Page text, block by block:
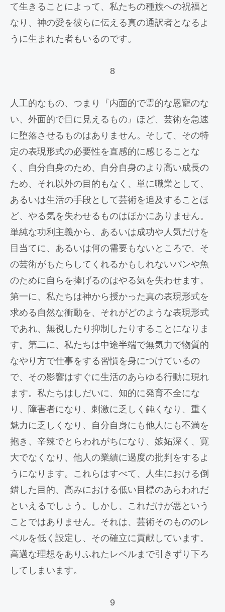
て生きることによって、私たちの種族への祝福と
なり、神の愛を彼らに伝える真の通訳者となるよ
うに生まれた者もいるのです。
8
人工的なもの、つまり『内面的で霊的な恩寵のな
い、外面的で目に見えるもの』ほど、芸術を急速
に堕落させるものはありません。そして、その特
定の表現形式の必要性を直感的に感じることな
く、自分自身のため、自分自身のより高い成長の
ため、それ以外の目的もなく、単に職業として、
あるいは生活の手段として芸術を追及することほ
ど、やる気を失わせるものはほかにありません。
単純な功利主義から、あるいは成功や人気だけを
目当てに、あるいは何の需要もないところで、そ
の芸術がもたらしてくれるかもしれないパンや魚
のために自らを捧げるのはやる気を失わせます。
第一に、私たちは神から授かった真の表現形式を
求める自然な衝動を、それがどのような表現形式
であれ、無視したり抑制したりすることになりま
す。第二に、私たちは中途半端で無気力で物質的
なやり方で仕事をする習慣を身につけているの
で、その影響はすぐに生活のあらゆる行動に現れ
ます。私たちはしだいに、知的に発育不全にな
り、障害者になり、刺激に乏しく鈍くなり、重く
魅力に乏しくなり、自分自身にも他人にも不満を
抱き、辛辣でとらわれがちになり、嫉妬深く、寛
大でなくなり、他人の業績に過度の批判をするよ
うになります。これらはすべて、人生における倒
錯した目的、高みにおける低い目標のあらわれだ
といえるでしょう。しかし、これだけが悪という
ことではありません。それは、芸術そのもののレ
ベルを低く設定し、その確立に貢献しています。
高邁な理想をありふれたレベルまで引きずり下ろ
してしまいます。
9